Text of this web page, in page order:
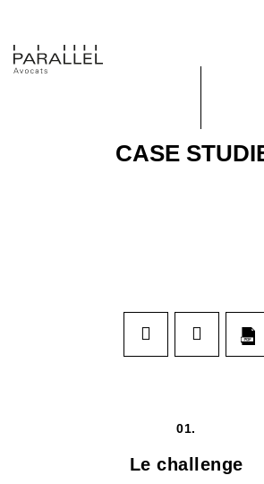
CASE
01.
Le challenge